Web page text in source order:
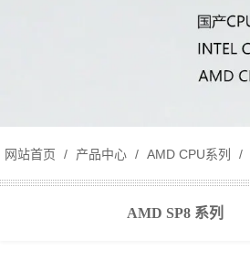
网站首页 / 产品中心 / AMD CPU系列 /
AMD SP8 系列